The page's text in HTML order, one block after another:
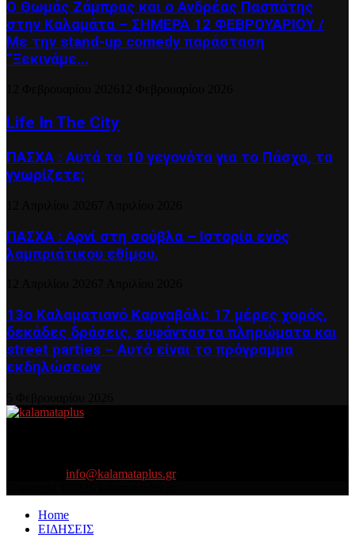
Ο Θωμάς Ζάμπρας και ο Ανδρέας Πασπάτης
στην Καλαμάτα – ΣΗΜΕΡΑ 12 ΦΕΒΡΟΥΑΡΙΟΥ /
Με την stand-up comedy παράσταση
“Ξεκινάμε...
Life In The City
ΠΑΣΧΑ : Αυτά τα 10 γεγονότα για το Πάσχα, τα
γνωρίζετε;
ΠΑΣΧΑ : Αρνί στη σούβλα – Ιστορία ενός
λαμπριάτικου εθίμου.
13ο Καλαματιανό Καρναβάλι: 17 μέρες χορός,
δεκάδες δράσεις, ευφάνταστα πληρώματα και
street parties – Αυτό είναι το πρόγραμμα
εκδηλώσεων
info@kalamataplus.gr
Home
ΕΙΔΗΣΕΙΣ